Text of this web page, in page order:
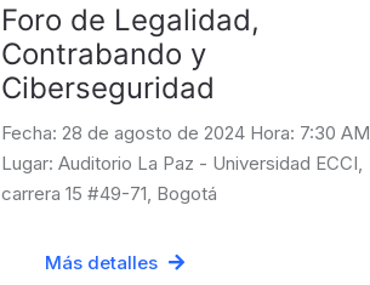
Foro de Legalidad,
Contrabando y
Ciberseguridad
Fecha: 28 de agosto de 2024 Hora: 7:30 AM
Lugar: Auditorio La Paz - Universidad ECCI,
carrera 15 #49-71, Bogotá
Más detalles